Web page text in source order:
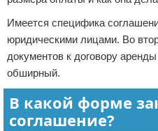
Имеется специфика
юридическими лицами. Во
документов к договору
обширный.
В какой форме
соглашение?